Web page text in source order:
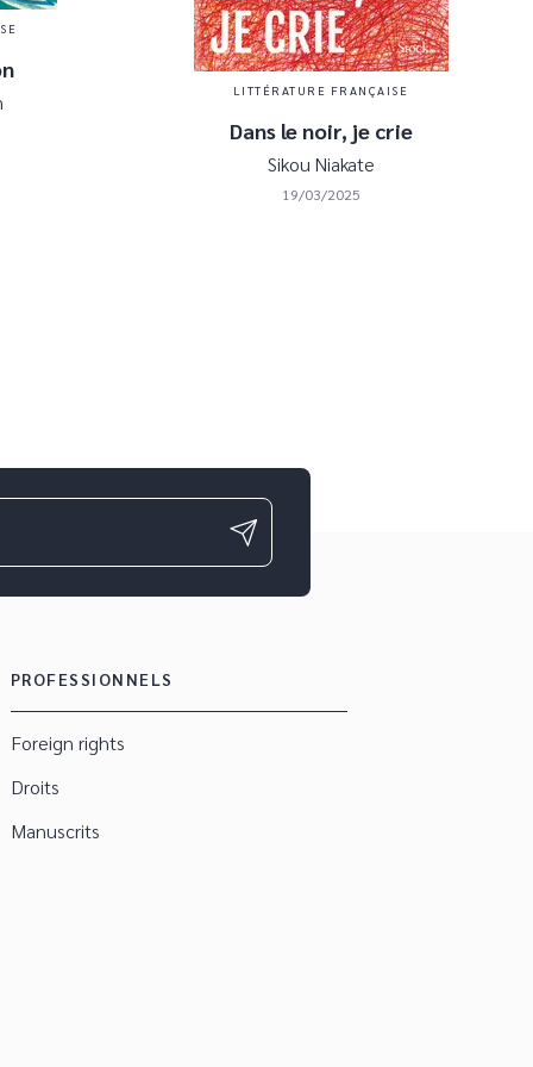
LITTÉRATURE FRANÇAISE
Dans le noir, je crie
Sikou Niakate
19/03/2025
PROFESSIONNELS
Foreign rights
Droits
Manuscrits